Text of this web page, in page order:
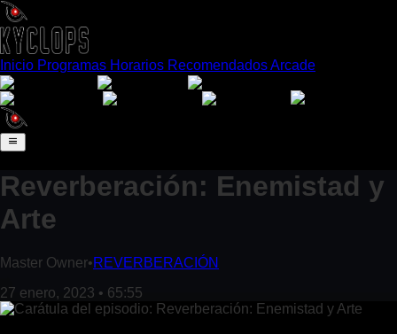
Inicio Programas Horarios RecomendadosArcade
Reverberación: Enemistad y
Arte
Master Owner•REVERBERACIÓN
27 enero, 2023 • 65:55